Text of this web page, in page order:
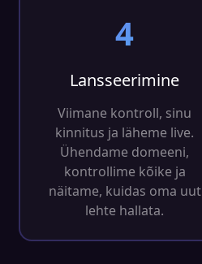
4
Lansseerimine
Viimane kontroll, sinu
kinnitus ja läheme live.
Ühendame domeeni,
kontrollime kõike ja
näitame, kuidas oma uut
lehte hallata.